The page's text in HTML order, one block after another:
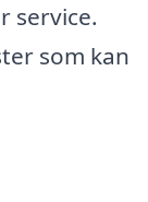
service.
som kan